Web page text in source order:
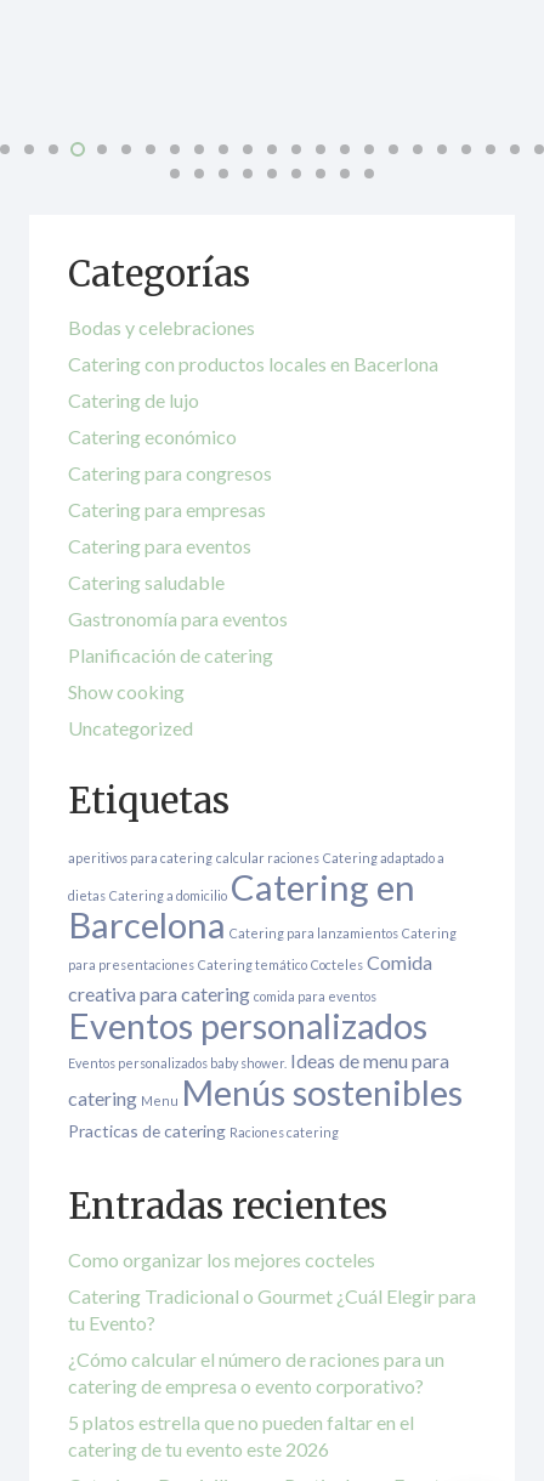
Categorías
Bodas y celebraciones
Catering con productos locales en Bacerlona
Catering de lujo
Catering económico
Catering para congresos
Catering para empresas
Catering para eventos
Catering saludable
Gastronomía para eventos
Planificación de catering
Show cooking
Uncategorized
Etiquetas
aperitivos para catering calcular raciones Catering adaptado a
dietas Catering a domicilio Catering en
Barcelona Catering para lanzamientos Catering
para presentaciones Catering temático Cocteles Comida
creativa para catering comida para eventos
Eventos personalizados
Eventos personalizados baby shower. Ideas de menu para
catering Menu Menús sostenibles
Practicas de catering Raciones catering
Entradas recientes
Como organizar los mejores cocteles
Catering Tradicional o Gourmet ¿Cuál Elegir para
tu Evento?
¿Cómo calcular el número de raciones para un
catering de empresa o evento corporativo?
5 platos estrella que no pueden faltar en el
catering de tu evento este 2026